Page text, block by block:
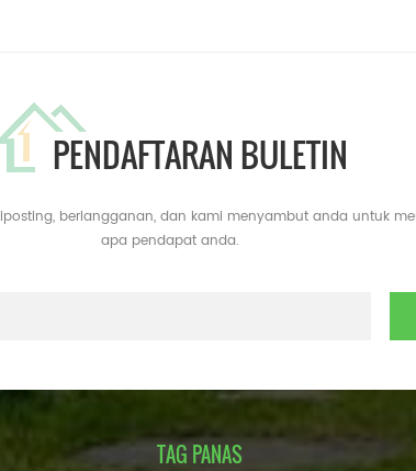
PENDAFTARAN BULETIN
berlangganan, dan kami menyambut anda untuk
apa pendapat anda.
TAG PANAS